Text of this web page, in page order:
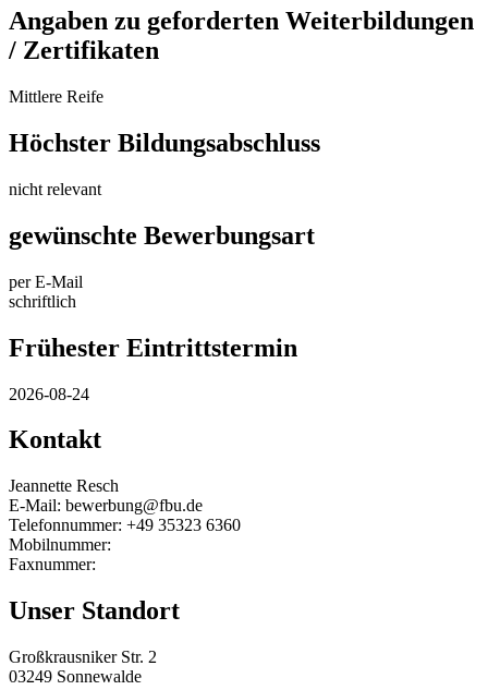
Angaben zu geforderten Weiterbildungen
/ Zertifikaten
Mittlere Reife
Höchster Bildungsabschluss
nicht relevant
gewünschte Bewerbungsart
per E-Mail
schriftlich
Frühester Eintrittstermin
2026-08-24
Kontakt
Jeannette Resch
E-Mail: bewerbung@fbu.de
Telefonnummer: +49 35323 6360
Mobilnummer:
Faxnummer:
Unser Standort
Großkrausniker Str. 2
03249 Sonnewalde